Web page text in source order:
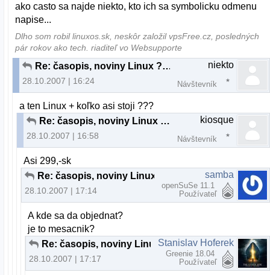
ako casto sa najde niekto, kto ich sa symbolicku odmenu
napise...
Dlho som robil linuxos.sk, neskôr založil vpsFree.cz, posledných
pár rokov ako tech. riaditeľ vo Websupporte
Re: časopis, noviny Linux ???
28.10.2007 | 16:24
niekto
Návštevník
a ten Linux + koľko asi stoji ???
Re: časopis, noviny Linux ???
28.10.2007 | 16:58
kiosque
Návštevník
Asi 299,-sk
28.10.2007 | 17:14
samba
openSuSe 11.1
Používateľ
A kde sa da objednat?
je to mesacnik?
Re: časopis, noviny Linux ???
28.10.2007 | 17:17
Stanislav Hoferek
Greenie 18.04
Používateľ